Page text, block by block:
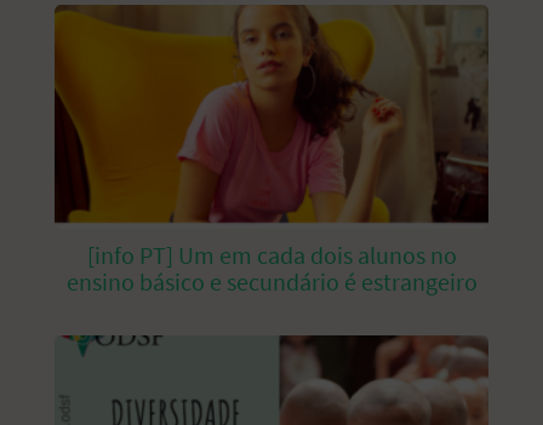
[info PT] Um em cada dois alunos no
ensino básico e secundário é estrangeiro